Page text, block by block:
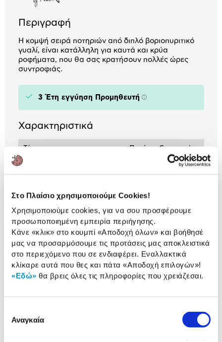
Στο Πλαίσιο χρησιμοποιούμε Cookies!
Χρησιμοποιούμε cookies, για να σου προσφέρουμε
προσωποποιημένη εμπειρία περιήγησης.
Κάνε «κλικ» στο κουμπί «Αποδοχή όλων» και βοήθησέ
μας να προσαρμόσουμε τις προτάσεις μας αποκλειστικά
στο περιεχόμενο που σε ενδιαφέρει. Εναλλακτικά
κλίκαρε αυτά που θες και πάτα «Αποδοχή επιλογών»!
«Εδώ» θα βρεις όλες τις πληροφορίες που χρειάζεσαι.
συγκατάθεσης
Αναγκαία
Περιγραφή
Η κομψή σειρά ποτηριών από διπλό βοριοπυριτικό
γυαλί, είναι κατάλληλη για καυτά και κρύα
ροφήματα, που θα σας κρατήσουν πολλές ώρες
συντροφιάς.
3 Έτη εγγύηση Προμηθευτή Πληροφορίες
Χαρακτηριστικά
Τύπος: Ποτήρια Cappuccino
Bοριοπυριτικό γυαλί
Προδιαγραφές
προϊόντος
Χαρακτηριστικά
Αξιολογήσεις
Αξιολογήσεις
προϊόν με εσένα!